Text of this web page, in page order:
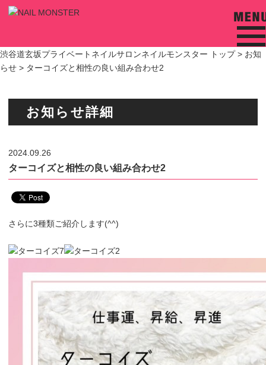
渋谷道玄坂プライベートネイルサロンネイルモンスター トップ > お知
らせ > ターコイズと相性の良い組み合わせ2
お知らせ詳細
2024.09.26
ターコイズと相性の良い組み合わせ2
さらに3種類ご紹介します(^^)